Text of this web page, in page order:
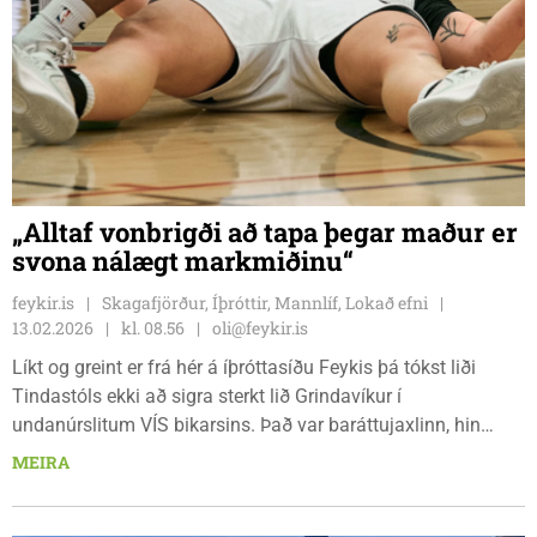
„Alltaf vonbrigði að tapa þegar maður er
svona nálægt markmiðinu“
feykir.is
Skagafjörður, Íþróttir, Mannlíf, Lokað efni
13.02.2026
kl. 08.56
oli@feykir.is
Líkt og greint er frá hér á íþróttasíðu Feykis þá tókst liði
Tindastóls ekki að sigra sterkt lið Grindavíkur í
undanúrslitum VÍS bikarsins. Það var baráttujaxlinn, hin
bandaríska Maddie Sutton, sem fór fyrir liði Tindastóls og
MEIRA